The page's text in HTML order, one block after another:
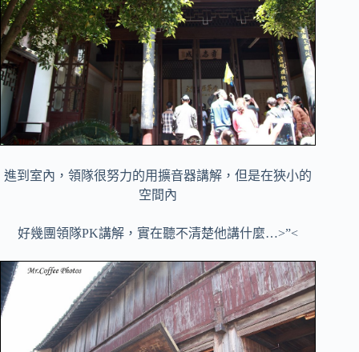
進到室內，領隊很努力的用擴音器講解，但是在狹小的
空間內
好幾團領隊PK講解，實在聽不清楚他講什麼…>”<